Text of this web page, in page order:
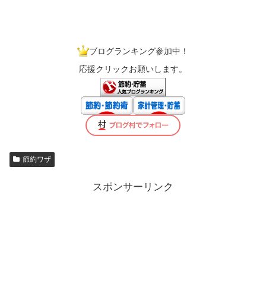
ブログランキング参加中！
応援クリックお願いします。
節約ワザ
スポンサーリンク